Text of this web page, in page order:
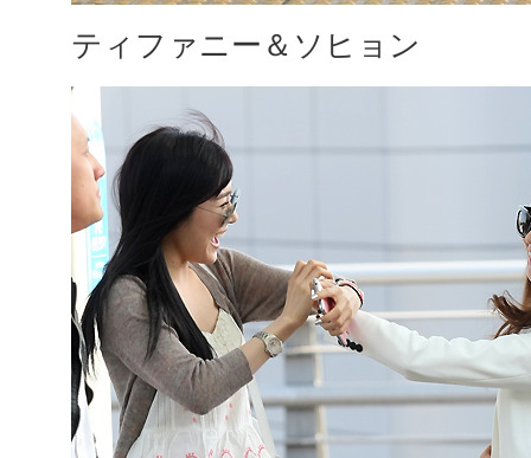
ティファニー＆ソヒョン